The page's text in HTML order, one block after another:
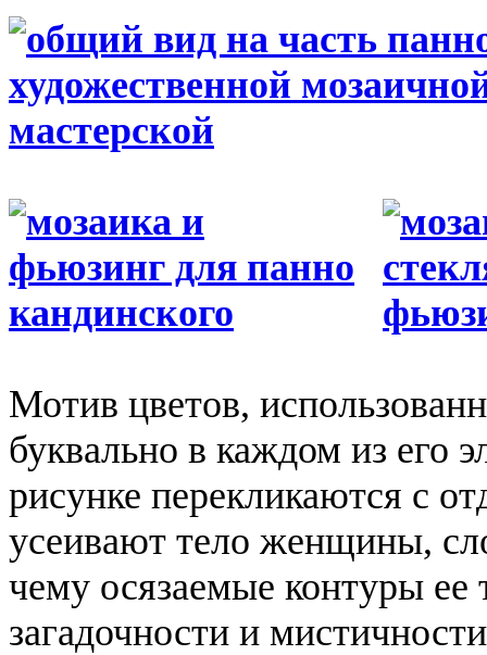
Мотив цветов,
буквально в каждом из его
рисунке перекликаются с
усеивают тело женщины,
чему осязаемые контуры ее
загадочности и